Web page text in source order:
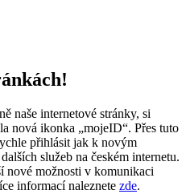
naše internetové stránky, si
nová ikonka „mojeID“. Přes tuto
přihlásit jak k novým
služeb na českém internetu.
nové možnosti v komunikaci
informací naleznete zde.